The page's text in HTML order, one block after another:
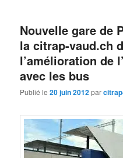
Nouvelle gare de
la citrap-vaud.ch
l’amélioration de
avec les bus
Publié le20 juin 2012par